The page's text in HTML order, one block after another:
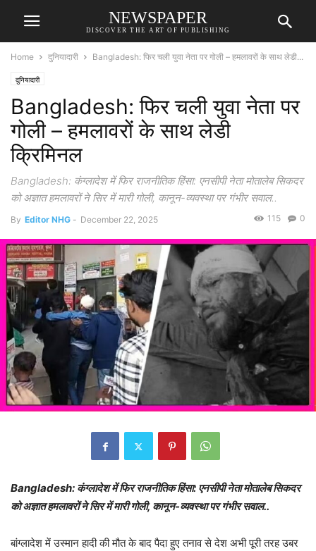
NEWSPAPER
DISCOVER THE ART OF PUBLISHING
Home दुनियादारी Bangladesh: फिर चली युवा नेता पर गोली – हमलावरों के साथ लेडी...
दुनियादारी
Bangladesh: फिर चली युवा नेता पर
गोली – हमलावरों के साथ लेडी
क्रिमिनल
Bangladesh: कंग्लादेश में फिर राजनीतिक हिंसा: एनसीपी नेता मोतालेब सिकदर
को अज्ञात हमलावरों ने सिर में मारी गोली, कानून-व्यवस्था पर गंभीर सवाल..
By Editor NHG - December 22, 2025 0
115
Bangladesh: कंग्लादेश में फिर राजनीतिक हिंसा: एनसीपी नेता मोतालेब सिकदर
को अज्ञात हमलावरों ने सिर में मारी गोली, कानून-व्यवस्था पर गंभीर सवाल..
बांग्लादेश में उस्मान हादी की मौत के बाद पैदा हुए तनाव से देश अभी पूरी तरह उबर